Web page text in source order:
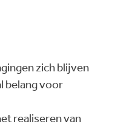
zich blijven
belang voor
realiseren van